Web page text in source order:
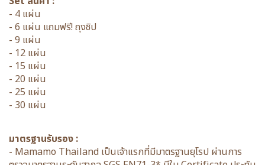
- 4 แผ่น
- 6 แผ่น แถมฟรี! ถุงซิป
- 9 แผ่น
- 12 แผ่น
- 15 แผ่น
- 20 แผ่น
- 25 แผ่น
- 30 แผ่น
มาตรฐานรับรอง :
- Mamamo Thailand เป็นเจ้าแรกที่มีมาตรฐานยุโรป ผ่านการ